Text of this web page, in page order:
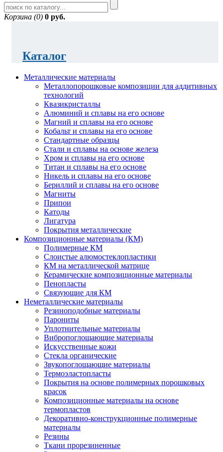
Корзина (0) 0 руб.
Каталог
Металлические материалы
Металлопорошковые композиции для аддитивных
технологий
Квазикристаллы
Алюминий и сплавы на его основе
Магний и сплавы на его основе
Кобальт и сплавы на его основе
Стандартные образцы
Стали и сплавы на основе железа
Хром и сплавы на его основе
Титан и сплавы на его основе
Никель и сплавы на его основе
Бериллий и сплавы на его основе
Магниты
Припои
Катоды
Лигатура
Покрытия металлические
Композиционные материалы (КМ)
Полимерные КМ
Слоистые алюмостеклопластики
КМ на металлической матрице
Керамические композиционные материалы
Пенопласты
Связующие для КМ
Неметаллические материалы
Резиноподобные материалы
Парониты
Уплотнительные материалы
Вибропоглощающие материалы
Искусственные кожи
Стекла органические
Звукопоглощающие материалы
Термоэластопласты
Покрытия на основе полимерных порошковых
красок
Композиционные материалы на основе
термопластов
Декоративно-конструкционные полимерные
материалы
Резины
Ткани прорезиненные